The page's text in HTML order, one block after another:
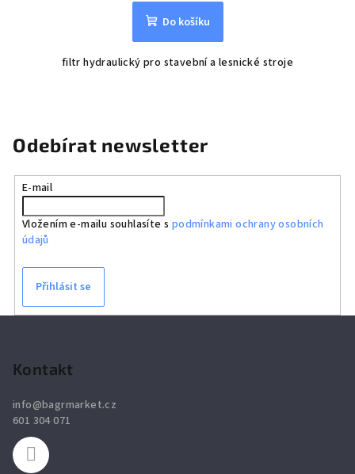
Do košíku
filtr hydraulický pro stavební a lesnické stroje
Odebírat newsletter
E-mail
Vložením e-mailu souhlasíte s podmínkami ochrany osobních
údajů
Přihlásit se
Kontakt
info@bagrmarket.cz
601 304 071